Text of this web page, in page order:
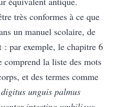
très conformes à ce que
un manuel scolaire, de
: par exemple, le chapitre 6
comprend la liste des mots
et des termes comme
unguis palmus